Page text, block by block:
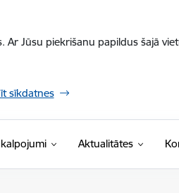
Jūsu piekrišanu papildus šajā
sīkdatnes
Aktualitātes